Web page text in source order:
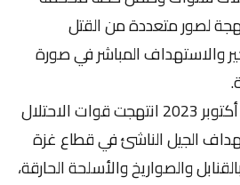
لصور متعددة من القتل
والاستهداف المباشر في صورة
"حماية" منذ السابع من أكتوبر 2023 انتهجت قوات الاحتلال
الجيل الناشئ في قطاع غزة
والصواريخ والأسلحة الحارقة،